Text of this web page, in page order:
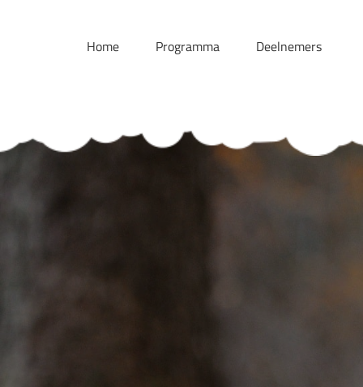
Home Programma Deelnemers